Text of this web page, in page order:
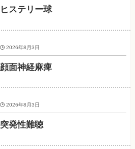
ヒステリー球
顔面神経麻痺
2026年8月3日
突発性難聴
2026年8月3日